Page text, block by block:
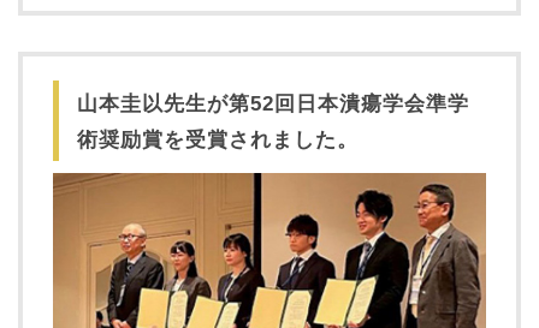
山本圭以先生が第52回日本潰瘍学会準学
術奨励賞を受賞されました。